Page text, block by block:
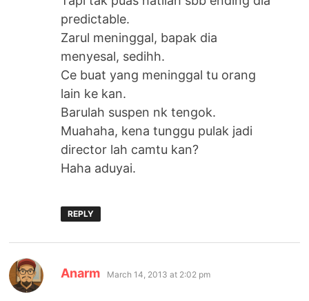
predictable.
Zarul meninggal, bapak dia
menyesal, sedihh.
Ce buat yang meninggal tu orang
lain ke kan.
Barulah suspen nk tengok.
Muahaha, kena tunggu pulak jadi
director lah camtu kan?
Haha aduyai.
REPLY
Anarm says:
March 14, 2013 at 2:02 pm